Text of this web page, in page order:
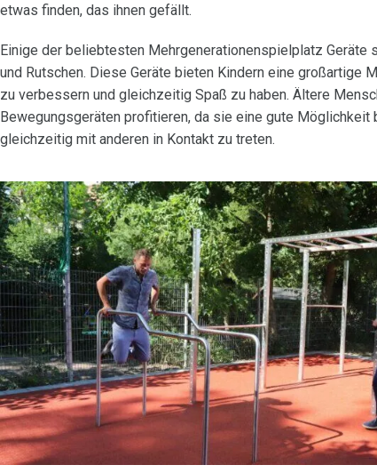
etwas finden, das ihnen gefällt.
Einige der beliebtesten Mehrgenerationenspielplatz Geräte
und Rutschen. Diese Geräte bieten Kindern eine großartige
zu verbessern und gleichzeitig Spaß zu haben. Ältere
Bewegungsgeräten profitieren, da sie eine gute Möglichkeit
gleichzeitig mit anderen in Kontakt zu treten.